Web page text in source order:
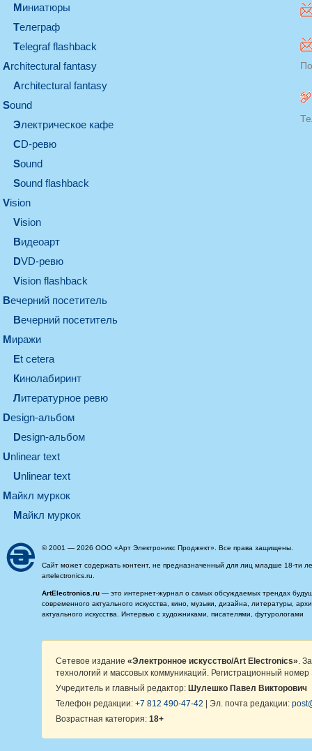
миниатюры
телеграф
Telegraf flashback
architectural fantasy
architectural fantasy
sound
электрическое кафе
CD-ревю
sound
Sound flashback
vision
vision
видеоарт
DVD-ревю
Vision flashback
вечерний посетитель
вечерний посетитель
миражи
et cetera
кинолабиринт
литературное ревю
design-альбом
design-альбом
unlinear text
Unlinear text
майкл муркок
майкл муркок
© 2001 — 2026 ООО «Арт Электроникс Проджект». Все права защищены.
Сайт может содержать контент, не предназначенный для лиц младше 18-ти
artelectronics.ru.
ArtElectronics.ru — это интернет-журнал о самых обсуждаемых трендах
современного актуального искусства, кино, музыки, дизайна, литературы,
актуального искусства. Интервью с художниками, писателями, футурологами
Сетевое издание «Электронное искусство/Art Electronics» .
технологий и массовых коммуникаций. Регистрационный
Учредитель и главный редактор: Шулешко Павел Викторович
Телефон редакции: +7 812 490-47-42 | Эл. почта редакции:
Возрастная категория: 18+